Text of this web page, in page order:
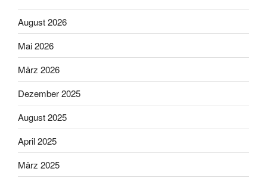
August 2026
Mai 2026
März 2026
Dezember 2025
August 2025
April 2025
März 2025